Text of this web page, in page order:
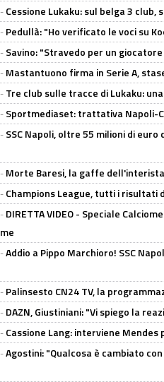
Cessione Lukaku: sul belga 3 club,
Pedullà: "Ho verificato le voci su
Savino: "Stravedo per un
Mastantuono firma in Serie A,
Tre club sulle tracce di Lukaku:
Sportmediaset: trattativa Napoli-
SSC Napoli, oltre 55 milioni di
Morte Baresi, la gaffe
Champions League, tutti i
DIRETTA VIDEO - Speciale
Addio a Pippo Marchioro! SSC
Palinsesto CN24 TV, la
DAZN, Giustiniani: "Vi spiego la
Cassione Lang: interviene
Agostini: "Qualcosa è cambiato